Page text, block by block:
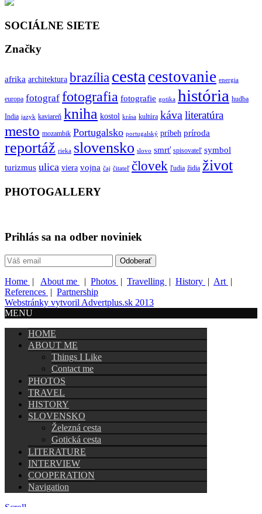
SOCIÁLNE SIETE
Značky
afrika architektura brazília cesta cestovanie energia
europa fotograf fotografia fotografie gotika história hudba
India jazyk kaviareň kniha kostol krása kultúra káva literatúra
mesto mozambik Portugalsko portugalský príbeh príroda
reportáž rieka slovensko slovo smrť spisovateľ symbol
turizmus ulica viera vojna čaj čitateľ človek ľudia židia život
PHOTOGALLERY
Prihlás sa na odber noviniek
Home | About me | Photos | Travelling | History | Art |
References | Partnership
Webstránky vytvoril Advertplus.sk 2013
MENU
HOME
ABOUT ME
Things I Like
Contact me
PHOTOS
TRAVEL
HISTORY
SLOVENSKO
Železná cesta
Gotická cesta
LITERATURE
INTERVIEW
COOPERATION
Navigation
Scroll